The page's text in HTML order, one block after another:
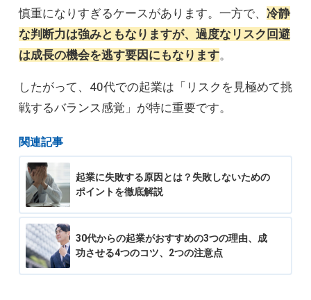
慎重になりすぎるケースがあります。一方で、 冷静
な判断力は強みともなりますが、過度なリスク回避
は成長の機会を逃す要因にもなります。
したがって、40代での起業は「リスクを見極めて挑
戦するバランス感覚」が特に重要です。
関連記事
起業に失敗する原因とは？失敗しないための
ポイントを徹底解説
30代からの起業がおすすめの3つの理由、成
功させる4つのコツ、2つの注意点